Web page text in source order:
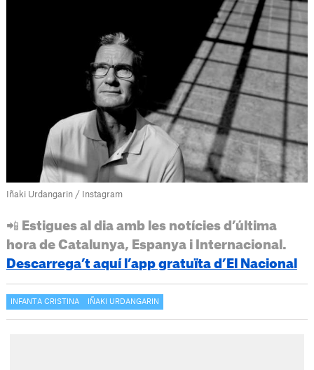
Iñaki Urdangarin / Instagram
📲 Estigues al dia amb les notícies d’última
hora de Catalunya, Espanya i Internacional.
Descarrega’t aquí l’app gratuïta d’El Nacional
INFANTA CRISTINA IÑAKI URDANGARIN